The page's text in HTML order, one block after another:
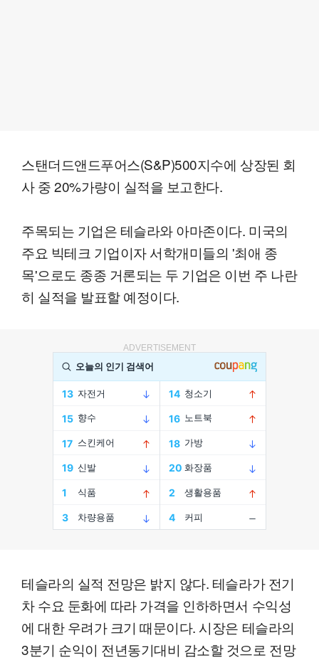
스탠더드앤드푸어스(S&P)500지수에 상장된 회
사 중 20%가량이 실적을 보고한다.
주목되는 기업은 테슬라와 아마존이다. 미국의
주요 빅테크 기업이자 서학개미들의 '최애 종
목'으로도 종종 거론되는 두 기업은 이번 주 나란
히 실적을 발표할 예정이다.
ADVERTISEMENT
테슬라의 실적 전망은 밝지 않다. 테슬라가 전기
차 수요 둔화에 따라 가격을 인하하면서 수익성
에 대한 우려가 크기 때문이다. 시장은 테슬라의
3분기 순익이 전년동기대비 감소할 것으로 전망